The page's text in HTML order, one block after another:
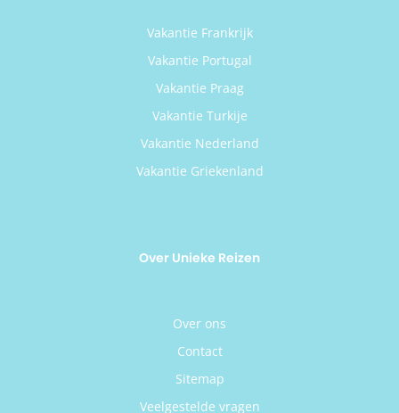
Vakantie Frankrijk
Vakantie Portugal
Vakantie Praag
Vakantie Turkije
Vakantie Nederland
Vakantie Griekenland
Over Unieke Reizen
Over ons
Contact
Sitemap
Veelgestelde vragen